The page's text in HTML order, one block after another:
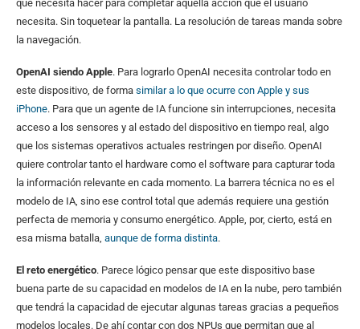
qué necesita hacer para completar aquella acción que el usuario
necesita. Sin toquetear la pantalla. La resolución de tareas manda sobre
la navegación.
OpenAI siendo Apple. Para lograrlo OpenAI necesita controlar todo en
este dispositivo, de forma similar a lo que ocurre con Apple y sus
iPhone. Para que un agente de IA funcione sin interrupciones, necesita
acceso a los sensores y al estado del dispositivo en tiempo real, algo
que los sistemas operativos actuales restringen por diseño. OpenAI
quiere controlar tanto el hardware como el software para capturar toda
la información relevante en cada momento. La barrera técnica no es el
modelo de IA, sino ese control total que además requiere una gestión
perfecta de memoria y consumo energético. Apple, por, cierto, está en
esa misma batalla, aunque de forma distinta.
El reto energético. Parece lógico pensar que este dispositivo base
buena parte de su capacidad en modelos de IA en la nube, pero también
que tendrá la capacidad de ejecutar algunas tareas gracias a pequeños
modelos locales. De ahí contar con dos NPUs que permitan que al